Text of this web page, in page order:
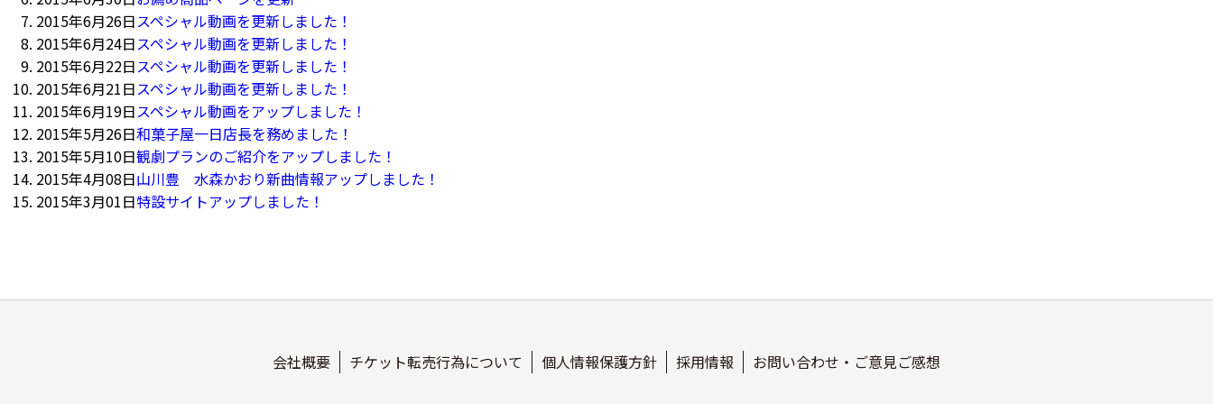
2015年6月26日スペシャル動画を更新しました！
2015年6月24日スペシャル動画を更新しました！
2015年6月22日スペシャル動画を更新しました！
2015年6月21日スペシャル動画を更新しました！
2015年6月19日スペシャル動画をアップしました！
2015年5月26日和菓子屋一日店長を務めました！
2015年5月10日観劇プランのご紹介をアップしました！
2015年4月08日山川豊 水森かおり新曲情報アップしました！
2015年3月01日特設サイトアップしました！
会社概要 チケット転売行為について 個人情報保護方針 採用情報 お問い合わせ・ご意見ご感想